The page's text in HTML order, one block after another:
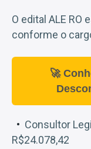
O edital ALE
conforme o
🚀
Consultor
R$24.078,42